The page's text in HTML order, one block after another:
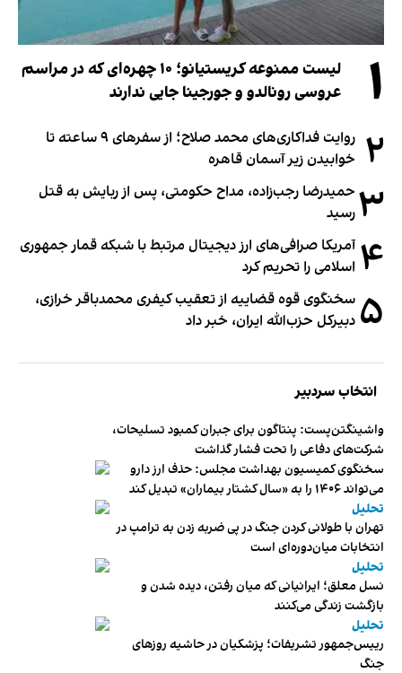
۱
لیست ممنوعه کریستیانو؛ ۱۰ چهره‌ای که در مراسم
عروسی رونالدو و جورجینا جایی ندارند
۲
روایت فداکاری‌های محمد صلاح؛ از سفرهای ۹ ساعته تا
خوابیدن زیر آسمان قاهره
۳ حمیدرضا رجب‌زاده، مداح حکومتی، پس از ربایش به قتل
رسید
۴ آمریکا صرافی‌های ارز دیجیتال مرتبط با شبکه قمار جمهوری
اسلامی را تحریم کرد
۵ سخنگوی قوه قضاییه از تعقیب کیفری محمدباقر خرازی،
دبیر‌کل حزب‌الله ایران، خبر داد
انتخاب سردبیر
واشینگتن‌پست: پنتاگون برای جبران کمبود تسلیحات،
شرکت‌های دفاعی را تحت فشار گذاشت
سخنگوی کمیسیون بهداشت مجلس: حذف ارز دارو
می‌تواند ۱۴۰۶ را به «سال کشتار بیماران» تبدیل کند
تحلیل
تهران با طولانی کردن جنگ در پی ضربه زدن به ترامپ در
انتخابات میان‌دوره‌ای است
تحلیل
نسل معلق؛ ایرانیانی که میان رفتن، دیده شدن و
بازگشت زندگی می‌کنند
تحلیل
رییس‌جمهور تشریفات؛ پزشکیان در حاشیه روزهای
جنگ